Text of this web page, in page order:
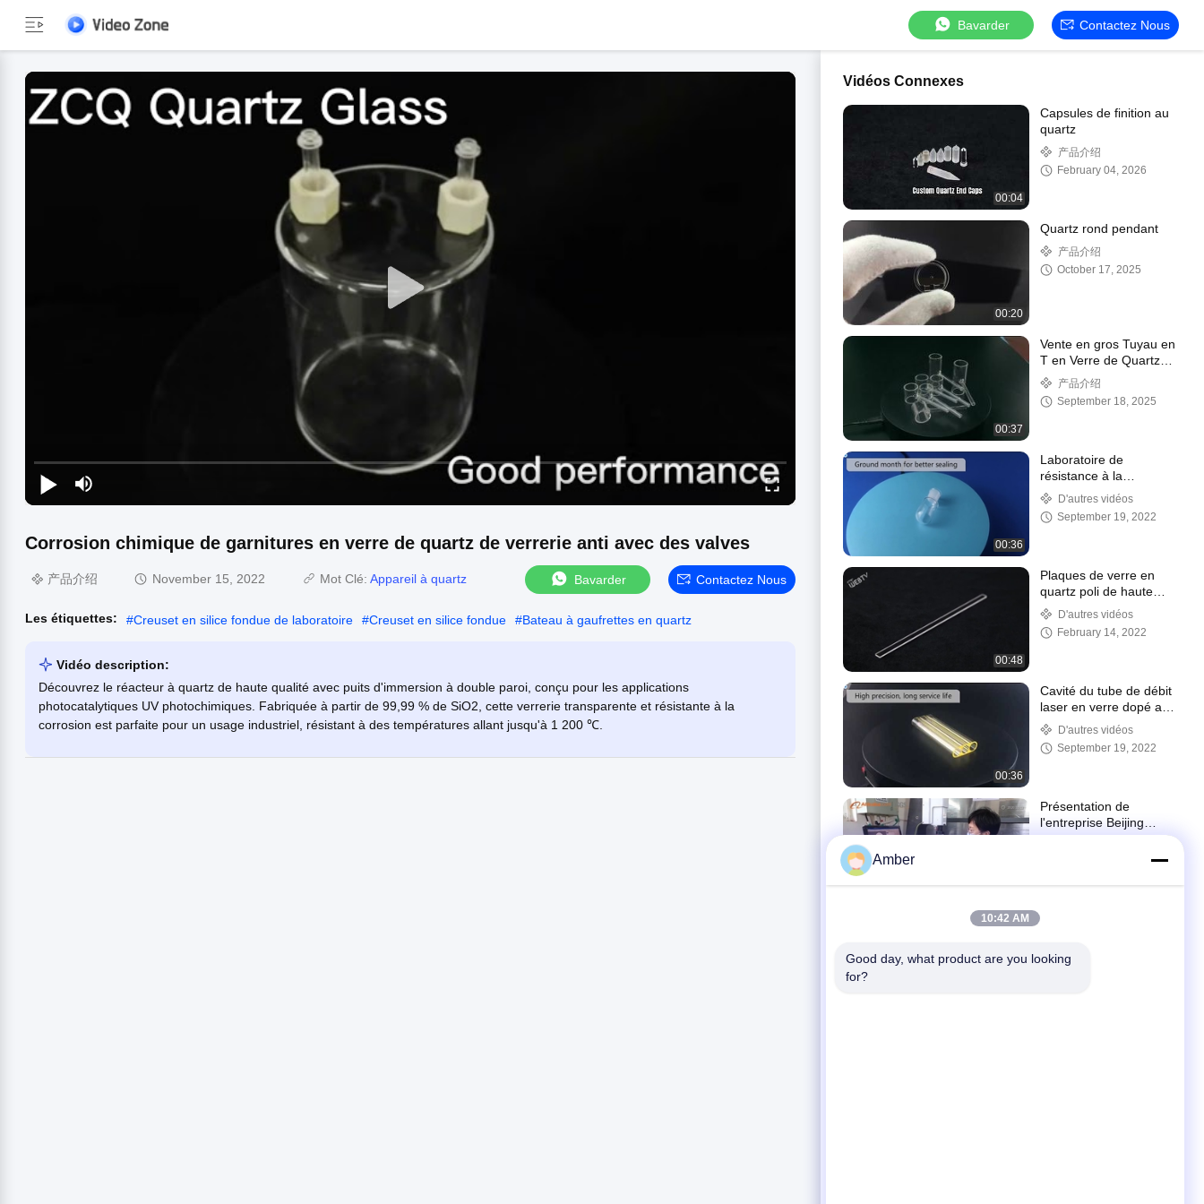
Bavarder Contactez Nous
Corrosion chimique de garnitures en verre de quartz de verrerie anti avec des valves
产品介绍 November 15, 2022 Mot Clé: Appareil à quartz Bavarder Contactez Nous
Les étiquettes: #Creuset en silice fondue de laboratoire #Creuset en silice fondue #Bateau à gaufrettes en quartz
Vidéo description:
Découvrez le réacteur à quartz de haute qualité avec puits d'immersion à double paroi, conçu pour les applications
photocatalytiques UV photochimiques. Fabriquée à partir de 99,99 % de SiO2, cette verrerie transparente et résistante à la
corrosion est parfaite pour un usage industriel, résistant à des températures allant jusqu'à 1 200 ℃.
Vidéos Connexes
00:04
Capsules de finition au
quartz
产品介绍
February 04, 2026
00:20
Quartz rond pendant
产品介绍
October 17, 2025
00:37
Vente en gros Tuyau en
T en Verre de Quartz
Clair产品介绍
September 18, 2025
00:36
Laboratoire de
résistance à la
corrosion des bouteilles
de quartz fondu à haute
température
D'autres vidéos
September 19, 2022
00:48
Plaques de verre en
quartz poli de haute
précision sans bulle
d'air en surface
D'autres vidéos
February 14, 2022
00:36
Cavité du tube de débit
laser en verre dopé au
samarium pour laser
médical
D'autres vidéos
September 19, 2022
Présentation de
l'entreprise Beijing
Zhong Cheng Quartz
argent de tubes
d'écoulement de quartz
D'autres vidéos
Amber
10:42 AM
Good day, what product are you looking
for?